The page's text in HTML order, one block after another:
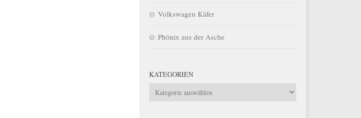
Volkswagen Käfer
Phönix aus der Asche
KATEGORIEN
Kategorien